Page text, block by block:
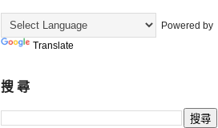
Powered by
Translate
搜 尋